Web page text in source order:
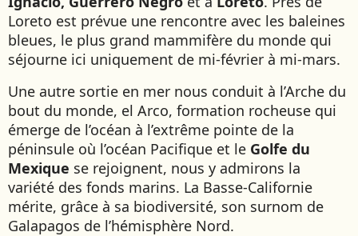
PÉROU
PHILIPPINES
RÉUNION
RWANDA
SALVADOR
SERBIE
SIERRA LEONE
SOCOTRA (YÉMEN)
SRI LANKA
Loreto est prévue une rencontre avec les baleines
bleues, le plus grand mammifère du monde qui
séjourne ici uniquement de mi-février à mi-mars.
Une autre sortie en mer nous conduit à l’Arche du
bout du monde, el Arco, formation rocheuse qui
émerge de l’océan à l’extrême pointe de la
péninsule où l’océan Pacifique et le Golfe du
Mexique se rejoignent, nous y admirons la
variété des fonds marins. La Basse-Californie
mérite, grâce à sa biodiversité, son surnom de
Galapagos de l’hémisphère Nord.